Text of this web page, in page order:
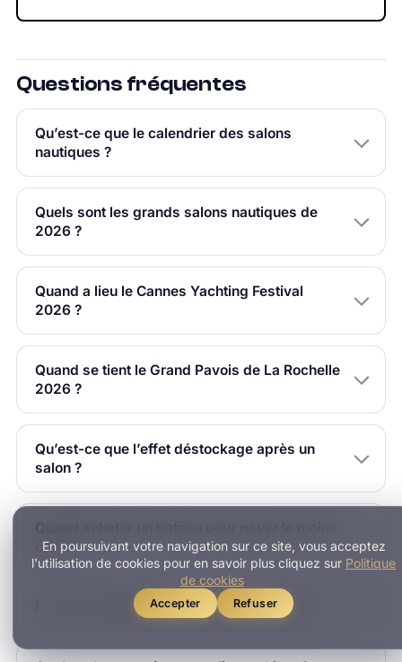
En poursuivant votre navigation sur ce site, vous acceptez
l'utilisation de cookies pour en savoir plus cliquez sur Politique
de cookies
Accepter Refuser
Questions fréquentes
Qu’est-ce que le calendrier des salons
nautiques ?
Quels sont les grands salons nautiques de
2026 ?
Quand a lieu le Cannes Yachting Festival
2026 ?
Quand se tient le Grand Pavois de La Rochelle
2026 ?
Qu’est-ce que l’effet déstockage après un
salon ?
cher ?
Faut-il acheter pendant ou après le salon ?